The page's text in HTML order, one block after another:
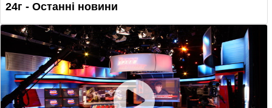
24г - Останні новини